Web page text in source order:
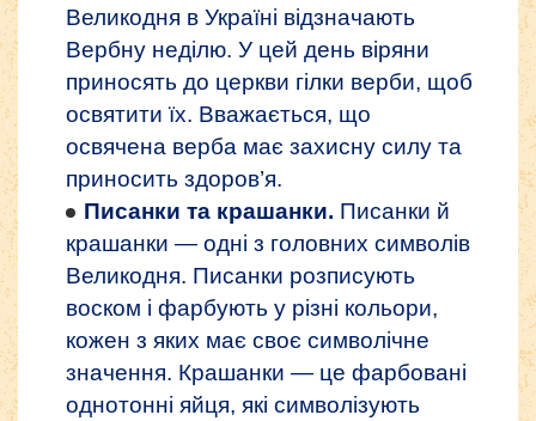
Великодня в Україні відзначають
Вербну неділю. У цей день віряни
приносять до церкви гілки верби, щоб
освятити їх. Вважається, що
освячена верба має захисну силу та
приносить здоров’я.
Писанки та крашанки. Писанки й
крашанки — одні з головних символів
Великодня. Писанки розписують
воском і фарбують у різні кольори,
кожен з яких має своє символічне
значення. Крашанки — це фарбовані
однотонні яйця, які символізують